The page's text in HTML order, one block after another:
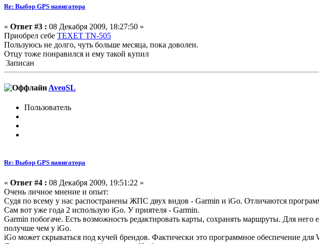
Re: Выбор GPS навигатора
« Ответ #3 : 08 Декабря 2009, 18:27:50 »
Приобрел себе TEXET TN-505
Пользуюсь не долго, чуть больше месяца, пока доволен.
Отцу тоже понравился и ему такой купил
Записан
AveoSL
Пользователь
Re: Выбор GPS навигатора
« Ответ #4 : 08 Декабря 2009, 19:51:22 »
Очень личное мнение и опыт:
Судя по всему у нас распостранены ЖПС двух видов - Garmin и iGo. Отличаются
Сам вот уже года 2 использую iGo. У приятеля - Garmin.
Garmin побогаче. Есть возможность редактировать карты, сохранять маршруты. Для
получше чем у iGo.
iGo может скрываться под кучей брендов. Фактически это программное обеспечение для